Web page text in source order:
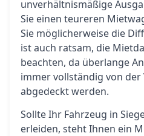
unverhältnismäßige
Sie einen teureren
Sie möglicherweise die
ist auch ratsam, die
beachten, da überlange
immer vollständig von der
abgedeckt werden.
Sollte Ihr Fahrzeug in
erleiden, steht Ihnen ein